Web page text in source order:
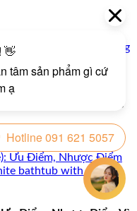
Đặc Điểm, Bảo Dưỡng